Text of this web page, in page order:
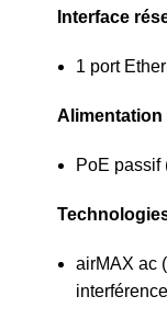
Interface
1 port
Alimentation
PoE passif
airMAX ac